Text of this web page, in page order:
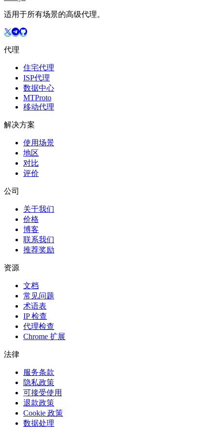
适用于所有场景的高级代理。
代理
住宅代理
ISP代理
数据中心
MTProto
移动代理
解决方案
使用场景
地区
对比
评价
公司
关于我们
价格
博客
联系我们
推荐奖励
资源
文档
常见问题
术语表
IP 检查
代理检查
Chrome 扩展
法律
服务条款
隐私政策
可接受使用
退款政策
Cookie 政策
数据处理